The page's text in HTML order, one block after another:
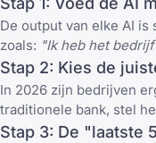
De output van elke AI
zoals: "Ik heb het
Stap 2: Kies de
In 2026 zijn bedrijven
traditionele bank, stel
Stap 3: De "laatste